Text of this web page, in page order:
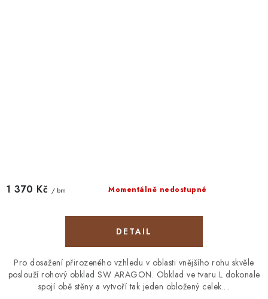
Momentálně nedostupné
1 370 Kč / bm
Pro dosažení přirozeného vzhledu v oblasti vnějšího rohu skvěle
poslouží rohový obklad SW ARAGON. Obklad ve tvaru L dokonale
spojí obě stěny a vytvoří tak jeden obložený celek....